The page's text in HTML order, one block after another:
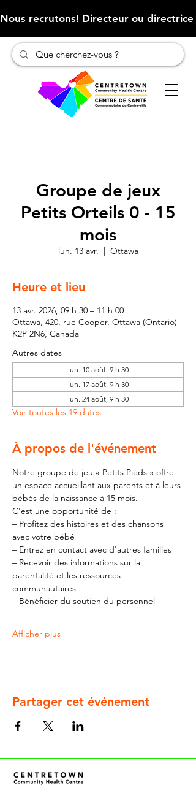
Nous recrutons! Directeur ou
Groupe de jeux
Petits Orteils 0 - 15
mois
lun. 13 avr.
  |
Ottawa
Heure et lieu
13 avr. 2026, 09 h 30 – 11 h 00
Ottawa, 420, rue Cooper, Ottawa (Ontario)
K2P 2N6, Canada
Autres dates
lun. 10 août, 9 h 30
lun. 17 août, 9 h 30
lun. 24 août, 9 h 30
Voir toutes les 19 dates
À propos de l'événement
Notre groupe de jeu « Petits Pieds » offre
un espace accueillant aux parents et à leurs
bébés de la naissance à 15 mois.
C'est une opportunité de :
– Profitez des histoires et des chansons
avec votre bébé
– Entrez en contact avec d'autres familles
– Recevoir des informations sur la
parentalité et les ressources
communautaires
– Bénéficier du soutien du personnel
Afficher plus
Partager cet événement